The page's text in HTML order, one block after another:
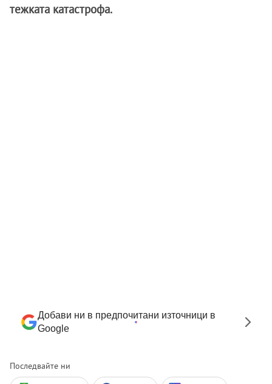
тежката катастрофа.
Добави ни в предпочитани източници в
Google
Последвайте ни